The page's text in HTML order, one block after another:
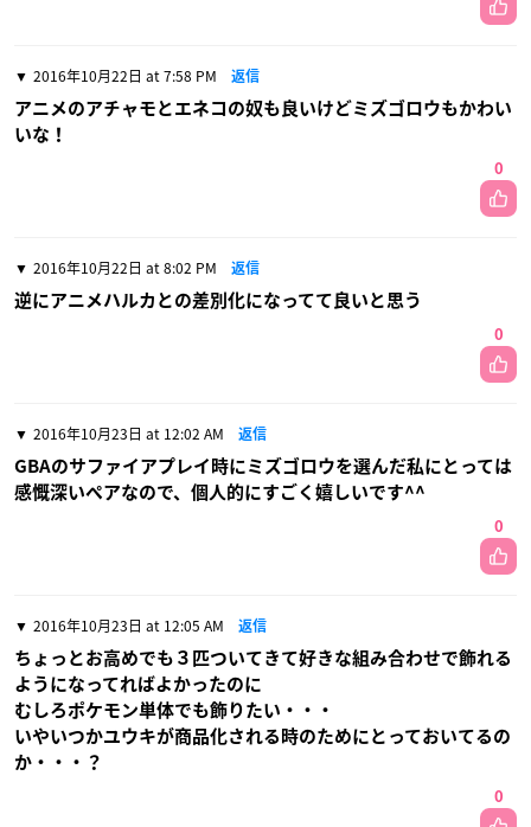
2016年10月22日 at 7:58 PM 返信
アニメのアチャモとエネコの奴も良いけどミズゴロウもかわい
いな！
0
2016年10月22日 at 8:02 PM 返信
逆にアニメハルカとの差別化になってて良いと思う
0
2016年10月23日 at 12:02 AM 返信
GBAのサファイアプレイ時にミズゴロウを選んだ私にとっては
感慨深いペアなので、個人的にすごく嬉しいです^^
0
2016年10月23日 at 12:05 AM 返信
ちょっとお高めでも３匹ついてきて好きな組み合わせで飾れる
ようになってればよかったのに
むしろポケモン単体でも飾りたい・・・
いやいつかユウキが商品化される時のためにとっておいてるの
か・・・？
0